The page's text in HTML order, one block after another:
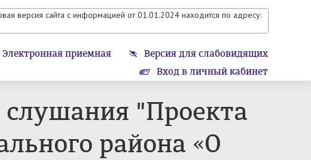
версия сайта с информацией от 01.01.2024 находится по адресу:
Электронная приемная
Версия для слабовидящих
Вход в личный кабинет
"Проекта
района «О